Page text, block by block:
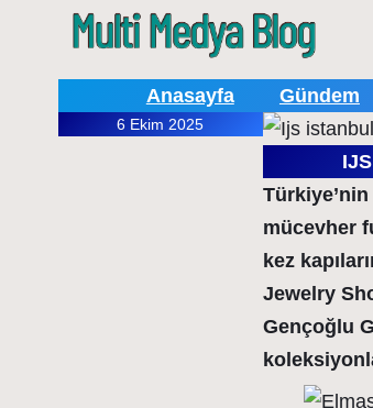
Anasayfa Gündem
6 Ekim 2025
mücevher
kez
Jewelry
Gençoğlu